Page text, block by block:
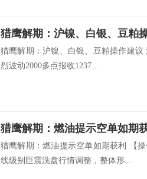
猎鹰解期：沪镍、白银、​豆粕
猎鹰解期：沪镍、白银、豆粕操作建议
烈波动2000多点报收1237...
猎鹰解期：燃油提示空单如期
猎鹰解期：燃油提示空单如期获利 【
线级别巨震洗盘行情调整，整体形...